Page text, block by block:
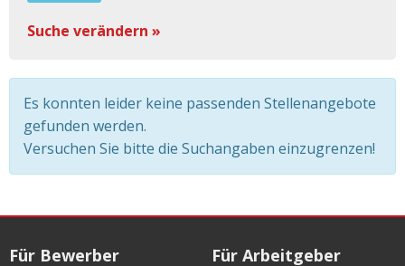
Suche verändern »
Es konnten leider keine passenden Stellenangebote
gefunden werden.
Versuchen Sie bitte die Suchangaben einzugrenzen!
Für Bewerber Für Arbeitgeber